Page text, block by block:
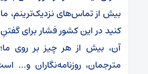
بیش از تماس‌های نزدیک‌ترینم،
کنید در این کشور فشار برای
آن، بیش از هر چیز بر روی ما؛
مترجمان، روزنامه‌نگاران و…